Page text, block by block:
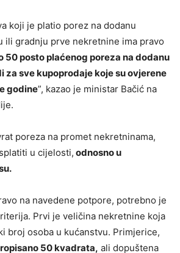
koji je platio porez na dodanu
ili gradnju prve nekretnine ima pravo
50 posto plaćenog poreza na dodanu
za sve kupoprodaje koje su ovjerene
godine”, kazao je ministar Bačić na
poreza na promet nekretninama,
u cijelosti, odnosno u
na navedene potpore, potrebno je
Prvi je veličina nekretnine koja
broj osoba u kućanstvu. Primjerice,
50 kvadrata, ali dopuštena